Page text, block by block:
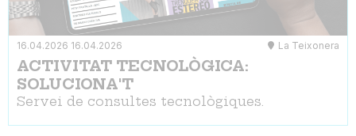
16.04.2026 16.04.2026 La Teixonera
ACTIVITAT TECNOLÒGICA:
SOLUCIONA'T
Servei de consultes tecnològiques.